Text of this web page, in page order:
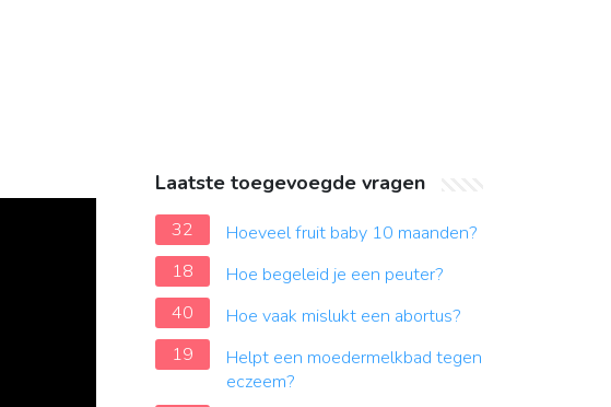
Laatste toegevoegde vragen
32
Hoeveel fruit baby 10 maanden?
18
Hoe begeleid je een peuter?
40
Hoe vaak mislukt een abortus?
19
Helpt een moedermelkbad tegen
eczeem?